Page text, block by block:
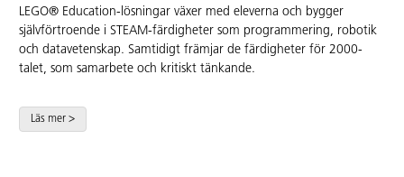
LEGO® Education-lösningar växer med eleverna och bygger
självförtroende i STEAM-färdigheter som programmering, robotik
och datavetenskap. Samtidigt främjar de färdigheter för 2000-
talet, som samarbete och kritiskt tänkande.
Läs mer >